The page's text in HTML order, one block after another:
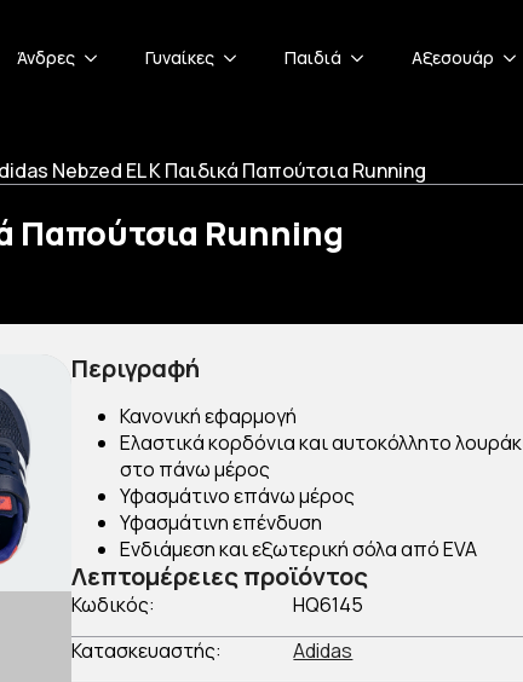
Άνδρες Γυναίκες Παιδιά Αξεσουάρ
Nebzed EL K Παιδικά Παπούτσια Running
Παπούτσια Running
Περιγραφή
Κανονική εφαρμογή
Ελαστικά κορδόνια και αυτοκόλλητο
στο πάνω μέρος
Υφασμάτινο επάνω μέρος
Υφασμάτινη επένδυση
Ενδιάμεση και εξωτερική σόλα από EVA
Λεπτομέρειες προϊόντος
Κωδικός:
HQ6145
Κατασκευαστής:
Adidas